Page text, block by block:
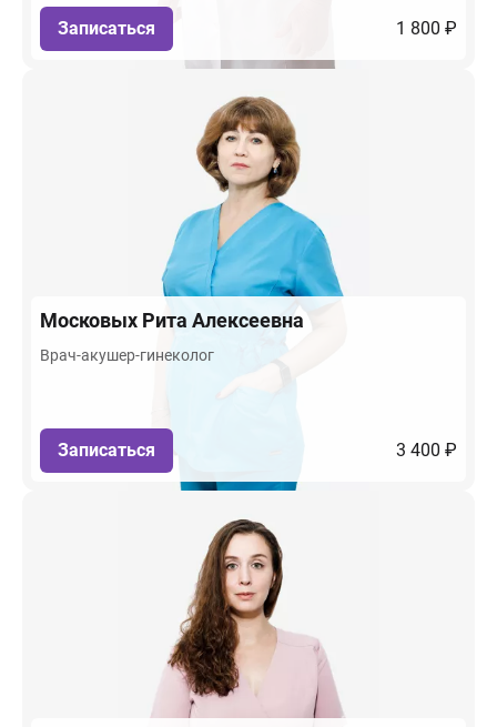
Записаться 1 800 ₽
Московых Рита Алексеевна
Врач-акушер-гинеколог
Записаться 3 400 ₽